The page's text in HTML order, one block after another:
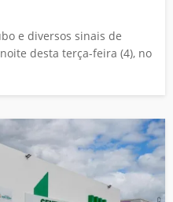
e diversos sinais de
desta terça-feira (4), no